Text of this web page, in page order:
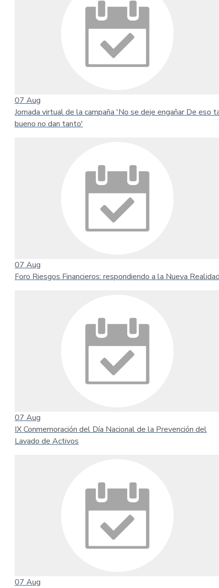
07 Aug
Jornada virtual de la campaña 'No se deje engañar De eso
bueno no dan tanto'
07 Aug
Foro Riesgos Financieros: respondiendo a la Nueva
07 Aug
IX Conmemoración del Día Nacional de la Prevención del
Lavado de Activos
07 Aug